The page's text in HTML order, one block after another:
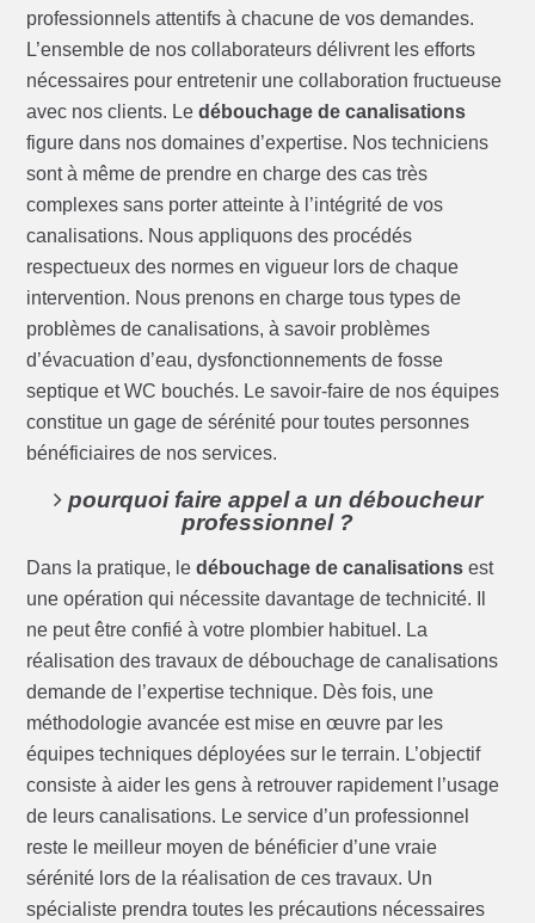
professionnels attentifs à chacune de vos demandes.
L’ensemble de nos collaborateurs délivrent les efforts
nécessaires pour entretenir une collaboration fructueuse
avec nos clients. Ledébouchage de canalisations
figure dans nos domaines d’expertise. Nos techniciens
sont à même de prendre en charge des cas très
complexes sans porter atteinte à l’intégrité de vos
canalisations. Nous appliquons des procédés
respectueux des normes en vigueur lors de chaque
intervention. Nous prenons en charge tous types de
problèmes de canalisations, à savoir problèmes
d’évacuation d’eau, dysfonctionnements de fosse
septique et WC bouchés. Le savoir-faire de nos équipes
constitue un gage de sérénité pour toutes personnes
bénéficiaires de nos services.
pourquoi faire appel a un déboucheur
professionnel ?
Dans la pratique, ledébouchage de canalisations est
une opération qui nécessite davantage de technicité. Il
ne peut être confié à votre plombier habituel. La
réalisation des travaux de débouchage de canalisations
demande de l’expertise technique. Dès fois, une
méthodologie avancée est mise en œuvre par les
équipes techniques déployées sur le terrain. L’objectif
consiste à aider les gens à retrouver rapidement l’usage
de leurs canalisations. Le service d’un professionnel
reste le meilleur moyen de bénéficier d’une vraie
sérénité lors de la réalisation de ces travaux. Un
spécialiste prendra toutes les précautions nécessaires